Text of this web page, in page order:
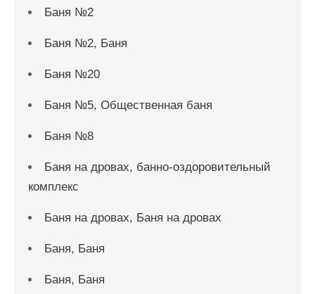
Баня №2
Баня №2, Баня
Баня №20
Баня №5, Общественная баня
Баня №8
Баня на дровах, банно-оздоровительный
комплекс
Баня на дровах, Баня на дровах
Баня, Баня
Баня, Баня